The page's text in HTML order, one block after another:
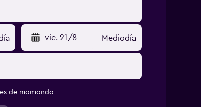
vie. 21/8 Mediodía
de momondo